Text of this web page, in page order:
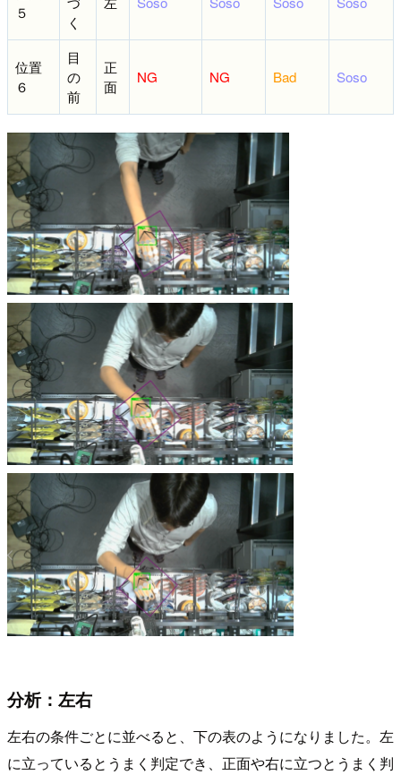
５
く
位置
６
目
の
前
正
面
NG NG Bad Soso
分析：左右
左右の条件ごとに並べると、下の表のようになりました。左
に立っているとうまく判定でき、正面や右に立つとうまく判